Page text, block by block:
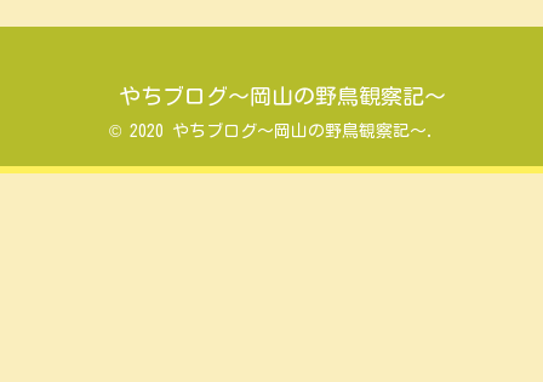
やちブログ～岡山の野鳥観察記～
© 2020 やちブログ～岡山の野鳥観察記～.